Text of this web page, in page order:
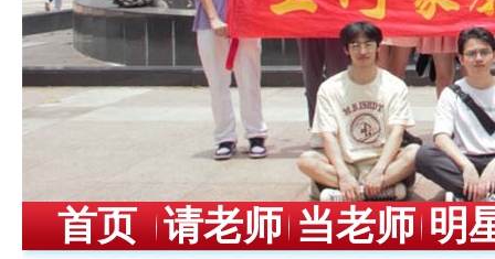
首页 请老师 当老师 明